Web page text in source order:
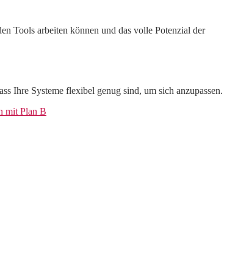
Tools arbeiten können und das volle Potenzial der
Ihre Systeme flexibel genug sind, um sich anzupassen.
mit Plan B